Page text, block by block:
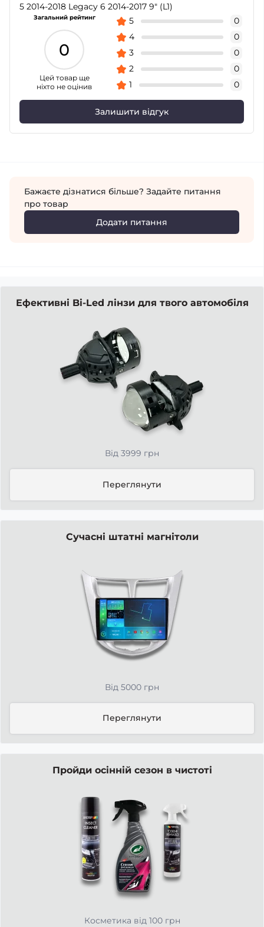
5 2014-2018 Legacy 6 2014-2017 9" (L1)
Загальний рейтинг
0
Цей товар ще
ніхто не оцінив
5
0
4
0
3
0
2
0
1
0
Залишити відгук
Бажаєте дізнатися більше? Задайте питання
про товар
Додати питання
Ефективні Bi-Led лінзи для твого автомобіля
Від 3999 грн
Переглянути
Сучасні штатні магнітоли
Від 5000 грн
Переглянути
Пройди осінній сезон в чистоті
Косметика від 100 грн